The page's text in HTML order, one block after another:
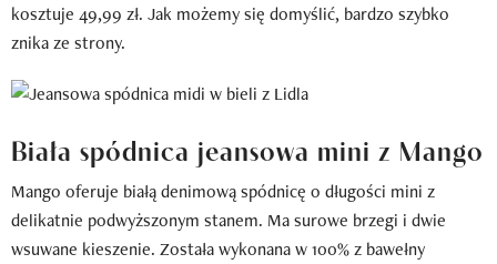
kosztuje 49,99 zł. Jak możemy się domyślić, bardzo szybko
znika ze strony.
Biała spódnica jeansowa mini z Mango
Mango oferuje białą denimową spódnicę o długości mini z
delikatnie podwyższonym stanem. Ma surowe brzegi i dwie
wsuwane kieszenie. Została wykonana w 100% z bawełny